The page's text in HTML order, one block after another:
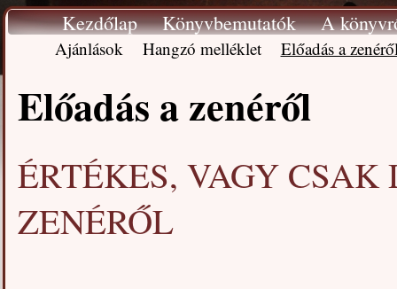
Kezdőlap Könyvbemutatók A
Ajánlások Hangzó melléklet Előadás a
Előadás a zenéről
ÉRTÉKES, VAGY
ZENÉRŐL